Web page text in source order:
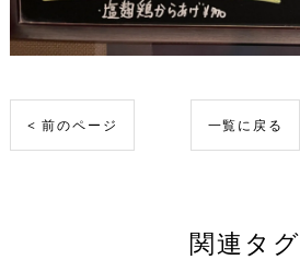
< 前のページ 一覧に戻る
関連タグ